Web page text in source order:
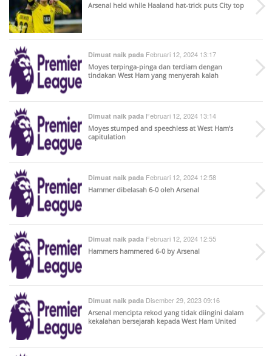
Arsenal held while Haaland hat-trick puts City top
Dimuat naik pada Februari 12, 2024 13:17
Moyes terpinga-pinga dan terdiam dengan
tindakan West Ham yang menyerah kalah
Dimuat naik pada Februari 12, 2024 13:14
Moyes stumped and speechless at West Ham’s
capitulation
Dimuat naik pada Februari 12, 2024 12:58
Hammer dibelasah 6-0 oleh Arsenal
Dimuat naik pada Februari 12, 2024 12:55
Hammers hammered 6-0 by Arsenal
Dimuat naik pada Disember 29, 2023 09:16
Arsenal mencipta rekod yang tidak diingini dalam
kekalahan bersejarah kepada West Ham United